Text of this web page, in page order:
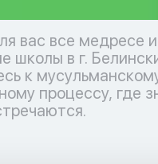
вас все медресе и
школы в г.
к
процессу, где